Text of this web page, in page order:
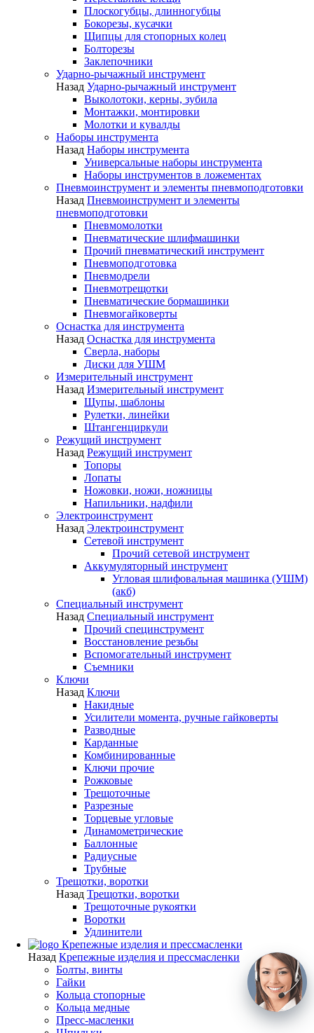
Плоскогубцы, длинногубцы
Бокорезы, кусачки
Щипцы для стопорных колец
Болторезы
Заклепочники
Ударно-рычажный инструмент
Назад Ударно-рычажный инструмент
Выколотоки, керны, зубила
Монтажки, монтировки
Молотки и кувалды
Наборы инструмента
Назад Наборы инструмента
Универсальные наборы инструмента
Наборы инструментов в ложементах
Пневмоинструмент и элементы пневмоподготовки
Назад Пневмоинструмент и элементы
пневмоподготовки
Пневмомолотки
Пневматические шлифмашинки
Прочий пневматический инструмент
Пневмоподготовка
Пневмодрели
Пневмотрещотки
Пневматические бормашинки
Пневмогайковерты
Оснастка для инструмента
Назад Оснастка для инструмента
Сверла, наборы
Диски для УШМ
Измерительный инструмент
Назад Измерительный инструмент
Щупы, шаблоны
Рулетки, линейки
Штангенциркули
Режущий инструмент
Назад Режущий инструмент
Топоры
Лопаты
Ножовки, ножи, ножницы
Напильники, надфили
Электроинструмент
Назад Электроинструмент
Сетевой инструмент
Прочий сетевой инструмент
Аккумуляторный инструмент
Угловая шлифовальная машинка (УШМ)
(акб)
Специальный инструмент
Назад Специальный инструмент
Прочий специнструмент
Восстановление резьбы
Вспомогательный инструмент
Съемники
Ключи
Назад Ключи
Накидные
Усилители момента, ручные гайковерты
Разводные
Карданные
Комбинированные
Ключи прочие
Рожковые
Трещоточные
Разрезные
Торцевые угловые
Динамометрические
Баллонные
Радиусные
Трубные
Трещотки, воротки
Назад Трещотки, воротки
Трещоточные рукоятки
Воротки
Удлинители
Крепежные изделия и прессмасленки
Назад Крепежные изделия и прессмасленки
Болты, винты
Гайки
Кольца стопорные
Кольца медные
Пресс-масленки